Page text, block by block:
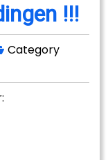
!!!
Category